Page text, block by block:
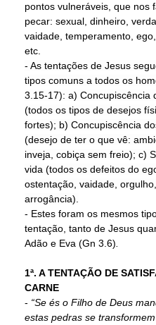
pontos vulneráveis, que nos
pecar: sexual, dinheiro,
vaidade, temperamento,
etc.
- As tentações de Jesus
tipos comuns a todos os
3.15-17): a) Concupiscência
(todos os tipos de desejos
fortes); b) Concupiscência
(desejo de ter o que vê:
inveja, cobiça sem freio); c)
vida (todos os defeitos do
ostentação, vaidade, orgulho,
arrogância).
- Estes foram os mesmos
tentação, tanto de Jesus
Adão e Eva (Gn 3.6)
1ª. A TENTAÇÃO DE
CARNE
- “Se és o Filho de Deus
estas pedras se